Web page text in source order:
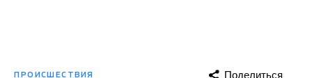
ПРОИСШЕСТВИЯ Поделиться